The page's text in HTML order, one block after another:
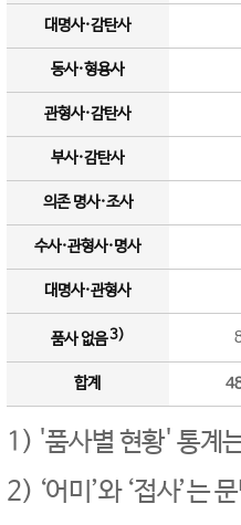
대명사·감탄사
동사·형용사
관형사·감탄사
부사·감탄사
의존 명사·조사
수사·관형사·명사
대명사·관형사
품사 없음3)
합계
1) '품사별 현황' 통계
2) ‘어미’와 ‘접사’는